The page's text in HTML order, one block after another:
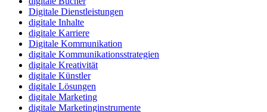
Digitale Dienstleistungen
digitale Inhalte
digitale Karriere
Digitale Kommunikation
digitale Kommunikationsstrategien
digitale Kreativität
digitale Künstler
digitale Lösungen
digitale Marketing
digitale Marketinginstrumente